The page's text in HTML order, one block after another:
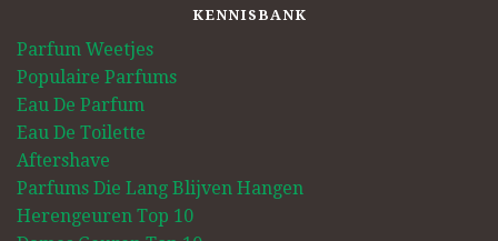
KENNISBANK
Parfum Weetjes
Populaire Parfums
Eau De Parfum
Eau De Toilette
Aftershave
Parfums Die Lang Blijven Hangen
Herengeuren Top 10